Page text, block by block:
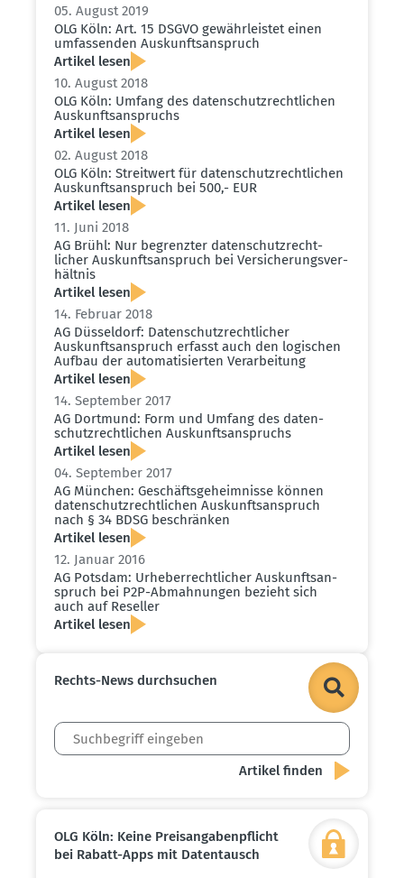
05. August 2019
OLG Köln: Art. 15 DSGVO gewähr­leistet einen
umfas­senden Auskunfts­an­spruch
Artikel lesen
10. August 2018
OLG Köln: Umfang des daten­schutz­recht­lichen
Auskunfts­an­spruchs
Artikel lesen
02. August 2018
OLG Köln: Streitwert für daten­schutz­recht­lichen
Auskunfts­an­spruch bei 500,- EUR
Artikel lesen
11. Juni 2018
AG Brühl: Nur begrenzter daten­schutz­recht­
licher Auskunfts­an­spruch bei Versi­che­rungs­ver­
hältnis
Artikel lesen
14. Februar 2018
AG Düsseldorf: Daten­schutz­recht­licher
Auskunfts­an­spruch erfasst auch den logischen
Aufbau der automa­ti­sierten Verar­beitung
Artikel lesen
14. September 2017
AG Dortmund: Form und Umfang des daten­
schutz­recht­lichen Auskunfts­an­spruchs
Artikel lesen
04. September 2017
AG München: Geschäfts­ge­heim­nisse können
daten­schutz­recht­lichen Auskunfts­an­spruch
nach § 34 BDSG beschränken
Artikel lesen
12. Januar 2016
AG Potsdam: Urheber­recht­licher Auskunfts­an­
spruch bei P2P-Abmah­nungen bezieht sich
auch auf Reseller
Artikel lesen
Rechts-News durch­suchen
OLG Köln: Keine Preis­an­ga­ben­pflicht
bei Rabatt-Apps mit Daten­tausch